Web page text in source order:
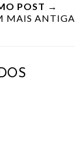
POST →
MAIS ANTIGA